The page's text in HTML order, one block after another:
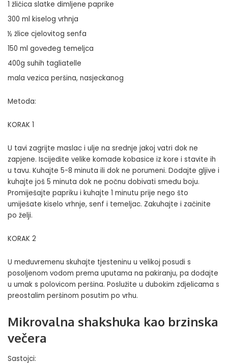
1 žličica slatke dimljene paprike
300 ml kiselog vrhnja
½ žlice cjelovitog senfa
150 ml goveđeg temeljca
400g suhih tagliatelle
mala vezica peršina, nasjeckanog
Metoda:
KORAK 1
U tavi zagrijte maslac i ulje na srednje jakoj vatri dok ne
zapjene. Iscijedite velike komade kobasice iz kore i stavite ih
u tavu. Kuhajte 5-8 minuta ili dok ne porumeni. Dodajte gljive i
kuhajte još 5 minuta dok ne počnu dobivati smeđu boju.
Promiješajte papriku i kuhajte 1 minutu prije nego što
umiješate kiselo vrhnje, senf i temeljac. Zakuhajte i začinite
po želji.
KORAK 2
U međuvremenu skuhajte tjesteninu u velikoj posudi s
posoljenom vodom prema uputama na pakiranju, pa dodajte
u umak s polovicom peršina. Poslužite u dubokim zdjelicama s
preostalim peršinom posutim po vrhu.
Mikrovalna shakshuka kao brzinska
večera
Sastojci: